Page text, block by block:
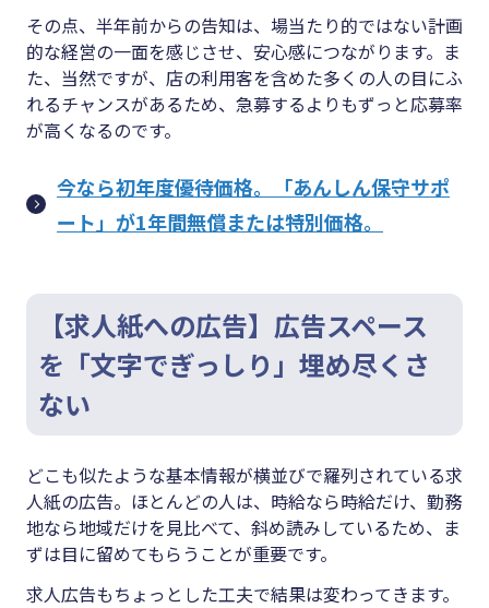
その点、半年前からの告知は、場当たり的ではない計画
的な経営の一面を感じさせ、安心感につながります。ま
た、当然ですが、店の利用客を含めた多くの人の目にふ
れるチャンスがあるため、急募するよりもずっと応募率
が高くなるのです。
今なら初年度優待価格。「あんしん保守サポ
ート」が1年間無償または特別価格。
【求人紙への広告】広告スペース
を「文字でぎっしり」埋め尽くさ
ない
どこも似たような基本情報が横並びで羅列されている求
人紙の広告。ほとんどの人は、時給なら時給だけ、勤務
地なら地域だけを見比べて、斜め読みしているため、ま
ずは目に留めてもらうことが重要です。
求人広告もちょっとした工夫で結果は変わってきます。